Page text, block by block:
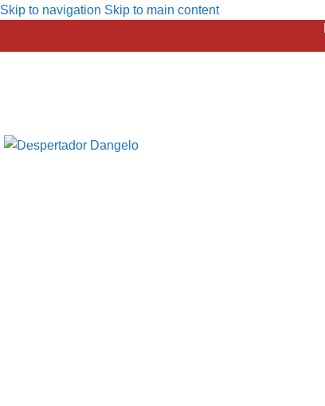
Skip to navigation Skip to main content